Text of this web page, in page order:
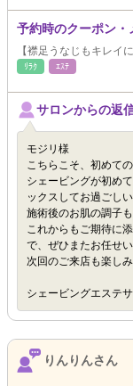
予約時のクーポン・
【襟足うなじもキレイ
ﾘﾗｸ ｴｽﾃ
サロンからの返
モジリ様
こちらこそ、初めて
シェービングが初め
ックスしてお過ごし
施術後のお肌の調子
これからもご期待に
で、ぜひまたお任せ
次回のご来店も楽し
シェービングエステ
りんりんさん